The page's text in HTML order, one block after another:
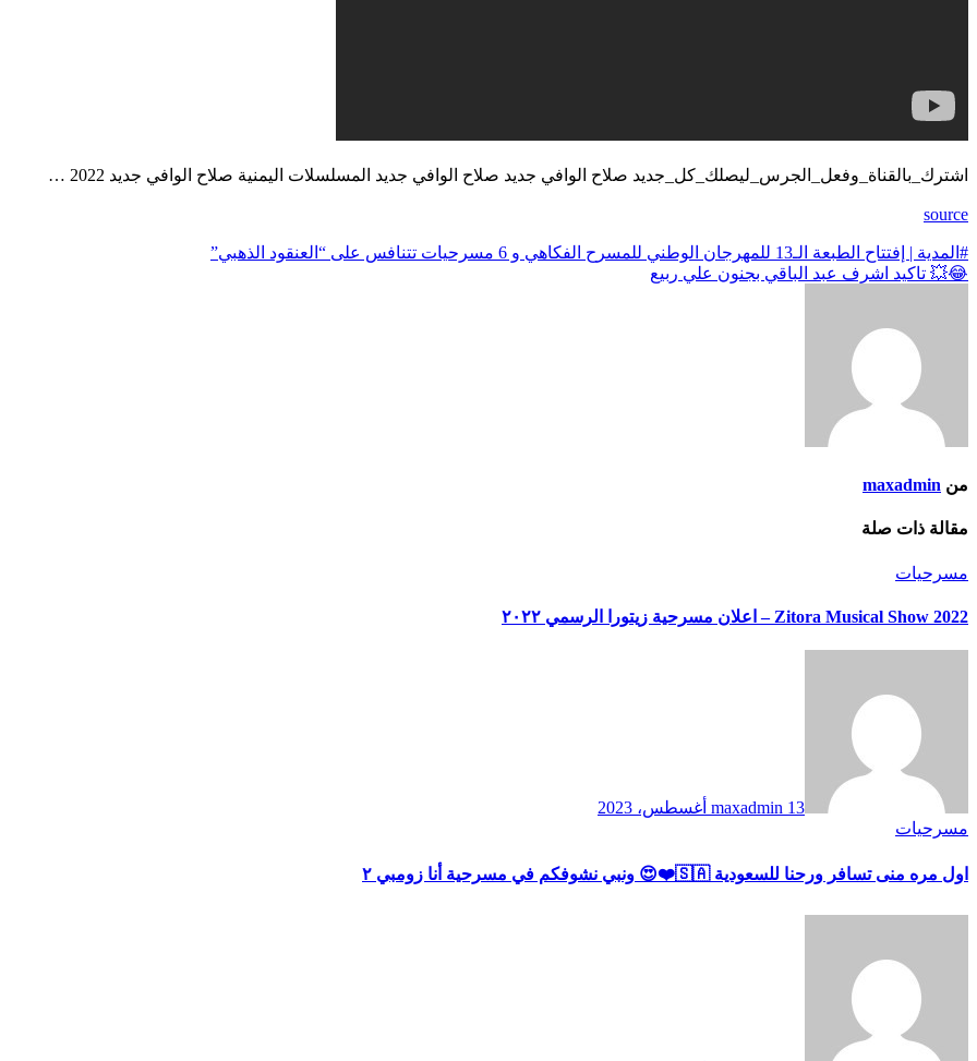
اشترك_بالقناة_وفعل_الجرس_ليصلك_كل_جديد صلاح الوافي جديد صلاح الوافي جديد المسلسلات اليمنية صلاح الوافي جديد 2022 …
source
تصفّح
المقالات
#المدية | إفتتاح الطبعة الـ13 للمهرجان الوطني للمسرح الفكاهي و 6 مسرحيات تتنافس على “العنقود الذهبي”
😂💥 تاكيد اشرف عبد الباقي بجنون علي ربيع
من maxadmin
مقالة ذات صلة
مسرحيات
Zitora Musical Show 2022 – اعلان مسرحية زيتورا الرسمي ٢٠٢٢
maxadmin 13 أغسطس، 2023
مسرحيات
اول مره منى تسافر ورحنا للسعودية 🇸🇦❤️😍 ونبي نشوفكم في مسرحية أنا زومبي ٢